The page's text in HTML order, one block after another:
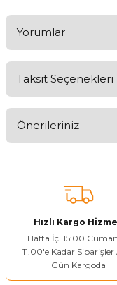
Yorumlar
Taksit Seçenekleri
Önerileriniz
tarafımıza iletebilirsiniz.
Görüş ve önerileriniz
Ürün resmi kalitesiz,
Ürün açıklamasında
Sitenize Pek
Hızlı Kargo
Hafta İçi 15:00
11.00'e Kadar Siparişler
Gün Kargoda